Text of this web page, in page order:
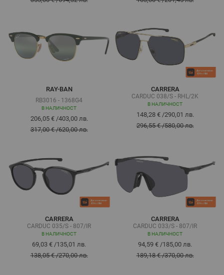
RAY-BAN
RB3016 - 1368G4
В НАЛИЧНОСТ
206,05 €/403,00 лв.
317,00 €/620,00 лв.
CARRERA
CARDUC 038/S - RHL/2K
В НАЛИЧНОСТ
148,28 €/290,01 лв.
296,55 €/580,00 лв.
CARRERA
CARDUC 035/S - 807/IR
В НАЛИЧНОСТ
69,03 € /135,01 лв.
138,05 €/270,00 лв.
CARRERA
CARDUC 033/S - 807/IR
В НАЛИЧНОСТ
94,59 € /185,00 лв.
189,18 €/370,00 лв.